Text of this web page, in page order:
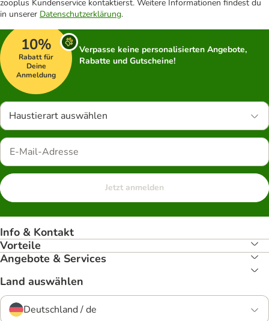
zooplus Kundenservice kontaktierst. Weitere Informationen findest du
in unserer Datenschutzerklärung.
10%
Rabatt für
Deine
Anmeldung
Verpasse keine personalisierten Angebote,
Rabatte und Gutscheine!
Haustierart auswählen
Jetzt anmelden
Info & Kontakt
Vorteile
Angebote & Services
Land auswählen
Deutschland / de